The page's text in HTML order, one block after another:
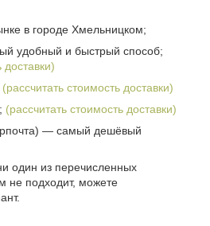
в городе Хмельницком;
удобный и быстрый способ;
доставки)
(рассчитать стоимость доставки)
(рассчитать стоимость доставки)
― самый дешёвый
один из перечисленных
не подходит, можете